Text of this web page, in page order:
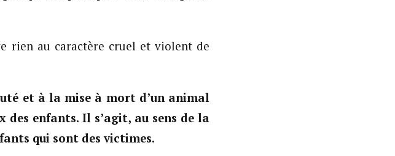
rien au caractère cruel et violent de
et à la mise à mort d’un animal
enfants. Il s’agit, au sens de la
qui sont des victimes.